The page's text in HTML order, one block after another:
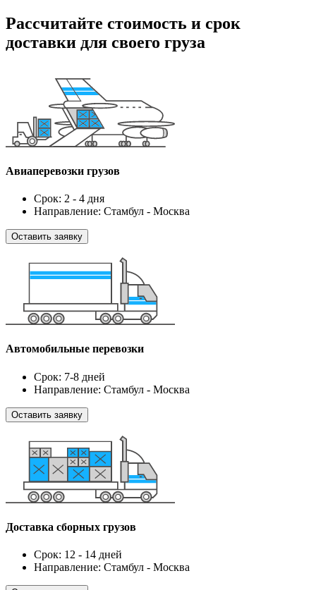
Рассчитайте стоимость и срок
доставки для своего груза
Авиаперевозки грузов
Срок: 2 - 4 дня
Направление: Стамбул - Москва
Оставить заявку
Автомобильные перевозки
Срок: 7-8 дней
Направление: Стамбул - Москва
Оставить заявку
Доставка сборных грузов
Срок: 12 - 14 дней
Направление: Стамбул - Москва